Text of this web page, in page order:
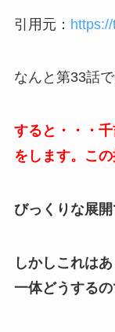
引用元：
なんと第33話
すると・・・千
をします。こ
びっくりな展開
しかしこれは
一体どうする